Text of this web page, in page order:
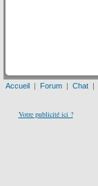
Accueil | Forum | Chat |
Votre publicité ici ?